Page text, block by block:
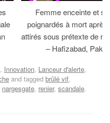
Femme enceinte et
poignardés à mort après
attirés sous prétexte de
– Hafizabad,
, Innovation, Lanceur d'alerte,
and tagged brûlé vif,
nargesgate, renier, scandale.